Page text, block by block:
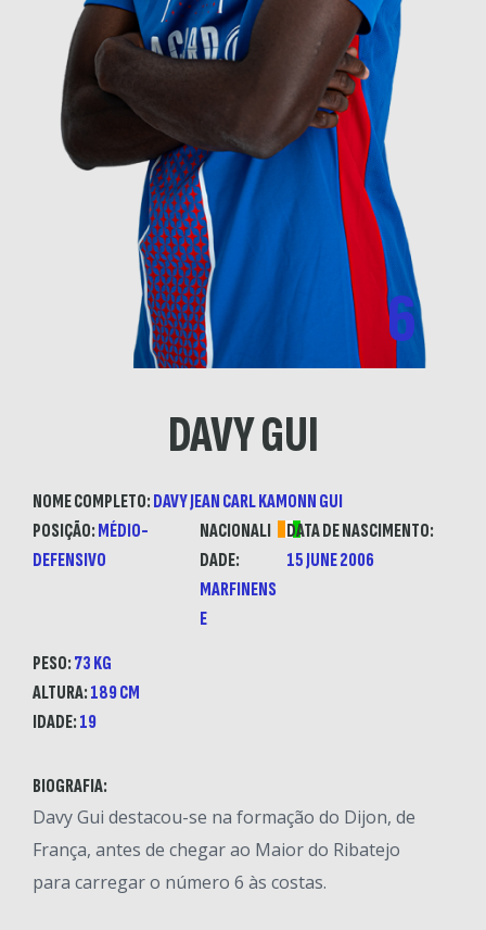
DAVY GUI
NOME COMPLETO:DAVY JEAN CARL KAMONN GUI
POSIÇÃO:MÉDIO-
DEFENSIVO
NACIONALI
DADE:
MARFINENS
E
DATA DE NASCIMENTO:
15 JUNE 2006
PESO:73 KG
ALTURA:189 CM
IDADE:19
BIOGRAFIA:
Davy Gui destacou-se na formação do Dijon, de
França, antes de chegar ao Maior do Ribatejo
para carregar o número 6 às costas.
6